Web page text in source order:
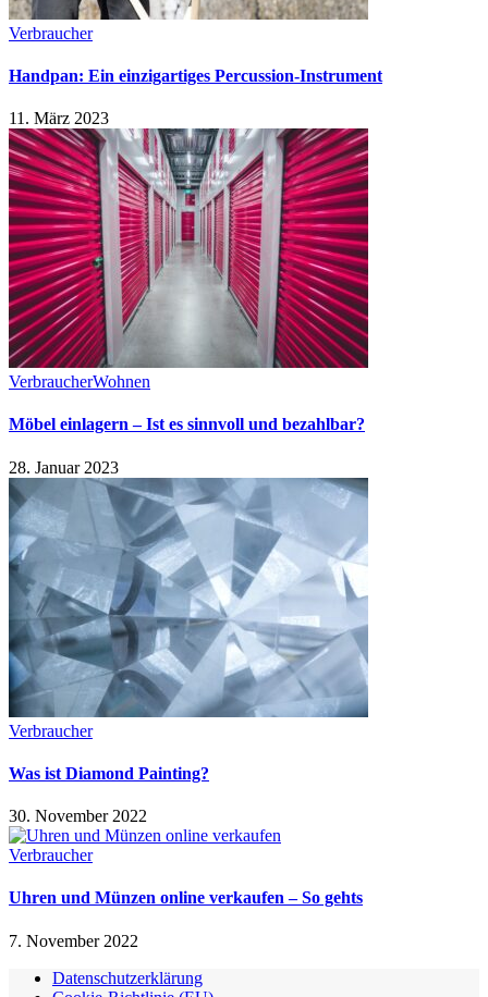
Verbraucher
Handpan: Ein einzigartiges Percussion-Instrument
11. März 2023
VerbraucherWohnen
Möbel einlagern – Ist es sinnvoll und bezahlbar?
28. Januar 2023
Verbraucher
Was ist Diamond Painting?
30. November 2022
Verbraucher
Uhren und Münzen online verkaufen – So gehts
7. November 2022
Datenschutzerklärung